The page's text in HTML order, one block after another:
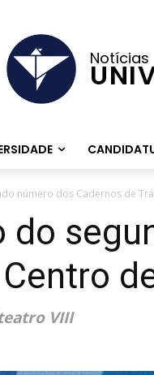
Notícias
número dos Cadernos de
do
VIII